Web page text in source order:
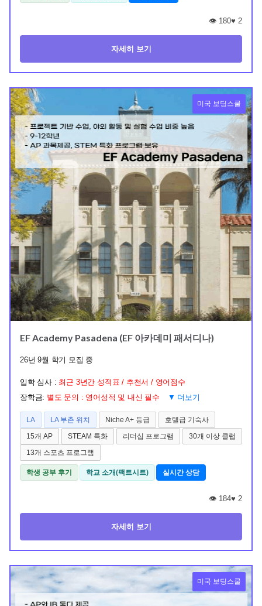
👁️ 180♥ 2
자세히 보기
미국 보딩스쿨
EF Academy Pasadena (EF 아카데미 패서디나)
26년 9월 학기 모집 중
입학 심사 : 최근 3년간 성적표 / 추천서 / 영어점수
장학금: 별도 문의 : 영어성적 및 내신 필수 ▼ 더보기
LA LA 부촌 위치 Niche A+ 등급
호텔급 기숙사
15개 AP
STEAM 특화 리더십 프로그램
30개 이상 클럽
13개 스포츠 프로그램
학생 공부 후기 학교 소개(팩트시트) 실시간 상담
👁️ 184♥ 2
자세히 보기
미국 보딩스쿨